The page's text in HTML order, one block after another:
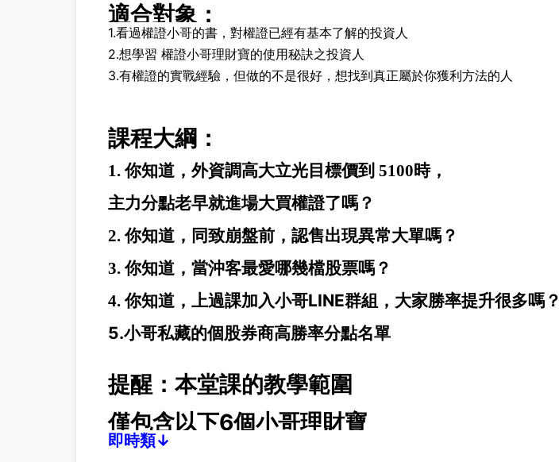
適合對象：
1.看過權證小哥的書，對權證已經有基本了解的投資人
2.想學習 權證小哥理財寶的使用秘訣之投資人
3.有權證的實戰經驗，但做的不是很好，想找到真正屬於你獲利方法的人
課程大綱：
1. 你知道，外資調高大立光目標價到 5100時，
主力分點老早就進場大買權證了嗎？
2. 你知道，同致崩盤前，認售出現異常大單嗎？
3. 你知道，當沖客最愛哪幾檔股票嗎？
4.你知道，上過課加入小哥LINE群組，大家勝率提升很多嗎？
5.小哥私藏的個股券商高勝率分點名單
提醒：本堂課的教學範圍
僅包含以下6個小哥理財寶
即時類↓